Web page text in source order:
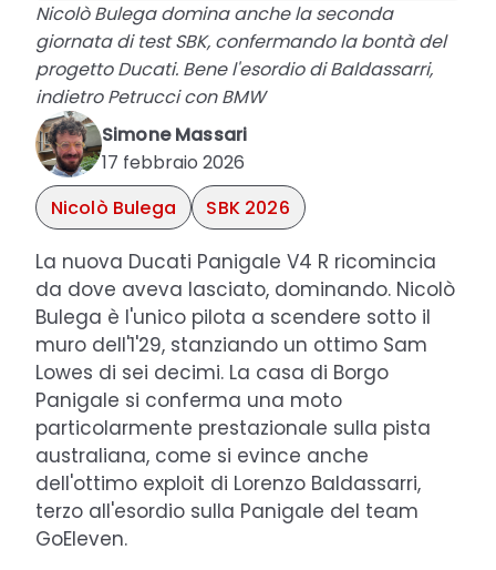
Nicolò Bulega domina anche la seconda
giornata di test SBK, confermando la bontà del
progetto Ducati. Bene l'esordio di Baldassarri,
indietro Petrucci con BMW
Simone Massari
17 febbraio 2026
Nicolò Bulega
SBK 2026
La nuova Ducati Panigale V4 R ricomincia
da dove aveva lasciato, dominando. Nicolò
Bulega è l'unico pilota a scendere sotto il
muro dell'1'29, stanziando un ottimo Sam
Lowes di sei decimi. La casa di Borgo
Panigale si conferma una moto
particolarmente prestazionale sulla pista
australiana, come si evince anche
dell'ottimo exploit di Lorenzo Baldassarri,
terzo all'esordio sulla Panigale del team
GoEleven.